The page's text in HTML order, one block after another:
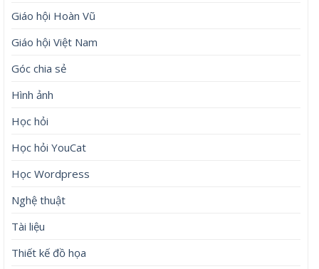
Giáo hội Hoàn Vũ
Giáo hội Việt Nam
Góc chia sẻ
Hình ảnh
Học hỏi
Học hỏi YouCat
Học Wordpress
Nghệ thuật
Tài liệu
Thiết kế đồ họa